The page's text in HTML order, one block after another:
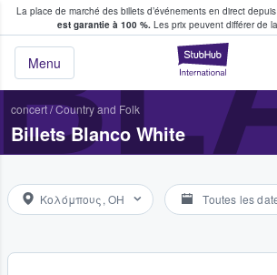
La place de marché des billets d’événements en direct
est garantie à 100 %. Les prix peuvent différer de
Menu
fans achètent et vendent
concert/Country and Folk
Billets Blanco White
Κολόμπους, OH Toutes les